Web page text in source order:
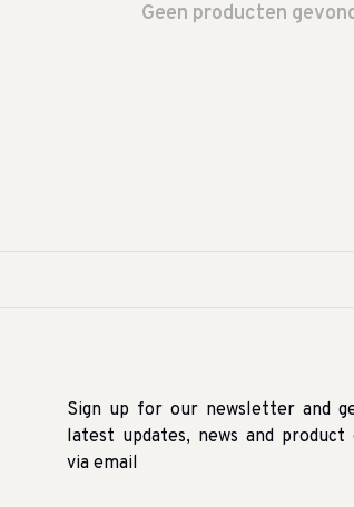
Geen producten
Sign up for our newsletter and
latest updates, news and product
via email